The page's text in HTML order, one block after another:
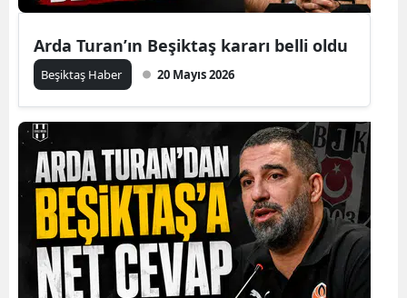
Arda Turan’ın Beşiktaş kararı belli oldu
Beşiktaş Haber 20 Mayıs 2026